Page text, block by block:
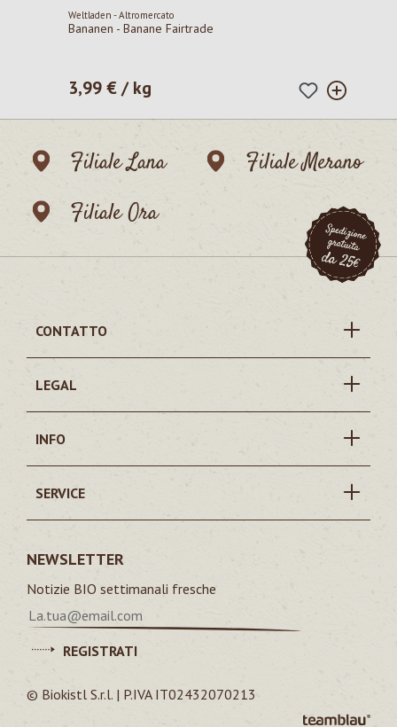
Weltladen - Altromercato
Bananen - Banane Fairtrade
Prezzo normale:
3,99 € / kg
Filiale Lana
Filiale Merano
Filiale Ora
CONTATTO
LEGAL
INFO
SERVICE
NEWSLETTER
Notizie BIO settimanali fresche
REGISTRATI
© Biokistl S.r.l. | P.IVA IT02432070213